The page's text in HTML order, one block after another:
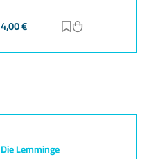
4,00€ Zur Merkliste
Die Lemminge